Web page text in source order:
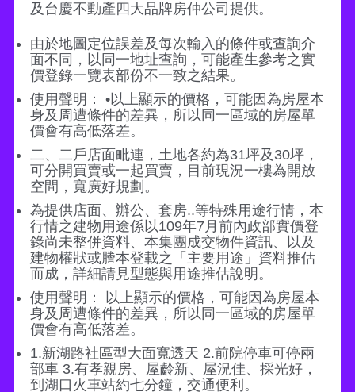
及台慶不動產四大品牌房仲公司提供。
由於地圖定位誤差及每次輸入的條件或查詢介
面不同，以同一地址查詢，可能產生參考之實
價登錄一覽表部份不一致之結果。
使用聲明： •以上顯示的價格，可能因為房屋本
身及周遭條件的差異，所以同一區域的房屋單
價會有高低落差。
二、二戶店面毗連，土地各約為31坪及30坪，
可分開買賣或一起買賣，目前現況一樓為開放
空間，寬廣好規劃。
為提供店面、辦公、套房..等特殊用途行情，本
行情之建物用途係以109年7月前內政部實價登
錄尚未整併資料、本集團成交物件資訊、以及
建物權狀或謄本登載之「主要用途」資料推估
而成，詳細請見型態與用途推估說明。
使用聲明： 以上顯示的價格，可能因為房屋本
身及周遭條件的差異，所以同一區域的房屋單
價會有高低落差。
1.新湖路社區型大面寬透天 2.前院停車可停兩
部車 3.有孝親房、屋齡新、屋況佳、採光好，
到湖口火車站約七分鐘，交通便利。